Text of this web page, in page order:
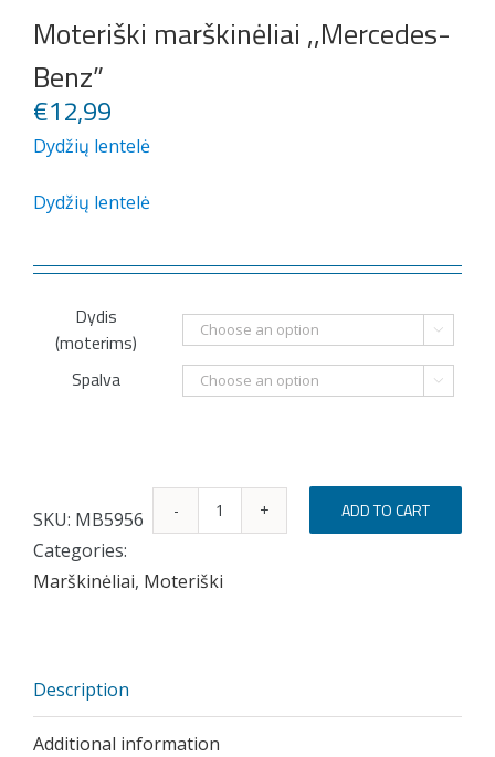
Moteriški marškinėliai ,,Mercedes-
Benz”
€12,99
Dydžių lentelė
Dydžių lentelė
Dydis
(moterims)

Spalva 
Moteriški
,,Mercedes-
ADD TO CART
SKU: MB5956
Categories:
Marškinėliai, Moteriški
Description
Additional information